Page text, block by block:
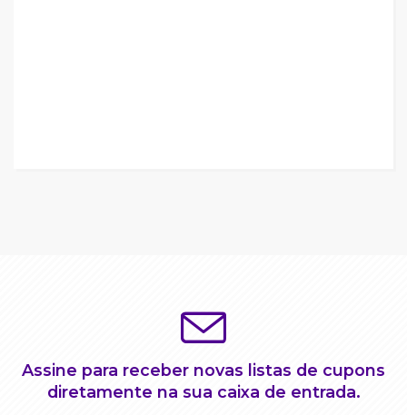
Assine para receber novas listas de cupons
diretamente na sua caixa de entrada.